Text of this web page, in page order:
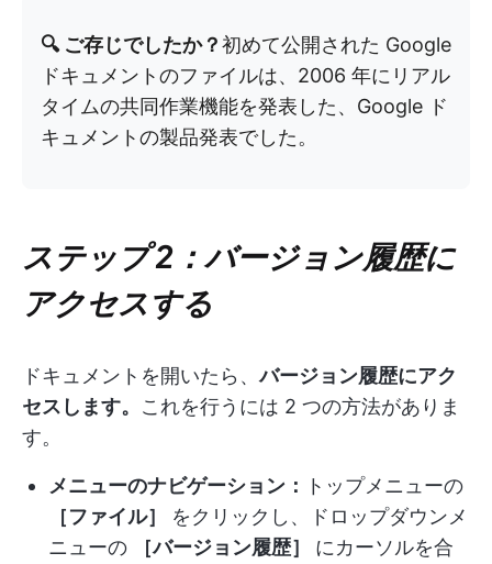
🔍 ご存じでしたか？初めて公開された Google
ドキュメントのファイルは、2006 年にリアル
タイムの共同作業機能を発表した、Google ド
キュメントの製品発表でした。
ステップ 2：バージョン履歴に
アクセスする
ドキュメントを開いたら、バージョン履歴にアク
セスします。 これを行うには 2 つの方法がありま
す。
メニューのナビゲーション：
トップメニューの
［ファイル］ をクリックし、ドロップダウンメ
ニューの
［バージョン履歴］ にカーソルを合